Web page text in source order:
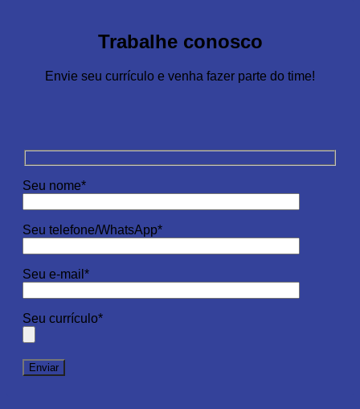
Trabalhe conosco
Envie seu currículo e venha fazer parte do time!
Seu nome*
Seu telefone/WhatsApp*
Seu e-mail*
Seu currículo*